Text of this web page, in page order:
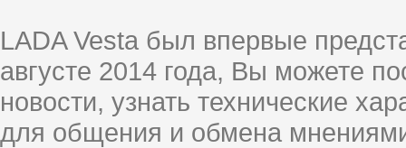
LADA Vesta был впервые
августе 2014 года, Вы можете
новости, узнать технические
для общения и обмена